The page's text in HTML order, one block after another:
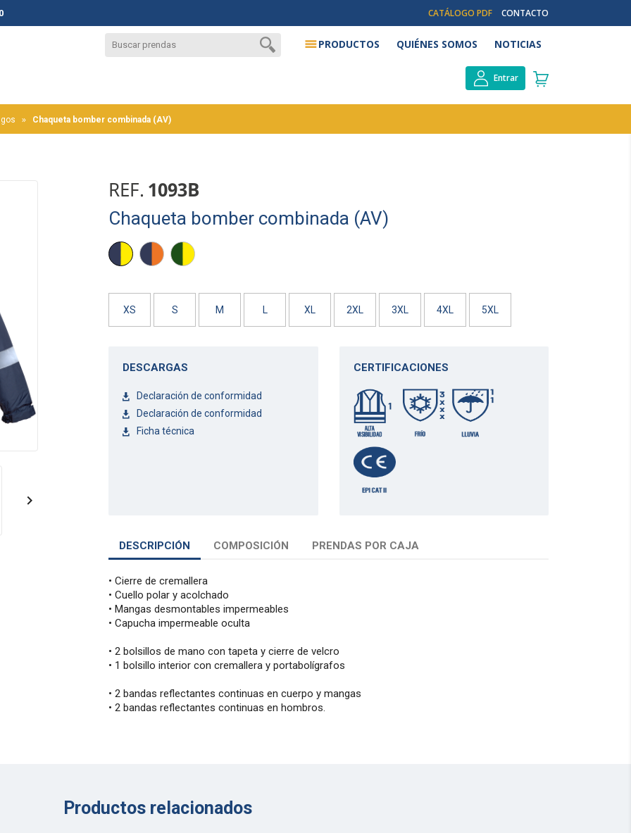
CATÁLOGO PDF CONTACTO
PRODUCTOS QUIÉNES SOMOS NOTICIAS
Entrar
Chaqueta bomber combinada (AV)

REF. 1093B
Chaqueta bomber combinada (AV)
AMARILLO
AV/
NARANJA
AV/
AMARILLO
AV/
OSCURO
XS
S M L XL 2XL 3XL 4XL 5XL
DESCARGAS
Declaración de conformidad
Declaración de conformidad
Ficha técnica
CERTIFICACIONES
DESCRIPCIÓN COMPOSICIÓN PRENDAS POR CAJA
• Cierre de cremallera
• Cuello polar y acolchado
• Mangas desmontables impermeables
• Capucha impermeable oculta
• 2 bolsillos de mano con tapeta y cierre de velcro
• 1 bolsillo interior con cremallera y portabolígrafos
• 2 bandas reflectantes continuas en cuerpo y mangas
• 2 bandas reflectantes continuas en hombros.
Productos relacionados